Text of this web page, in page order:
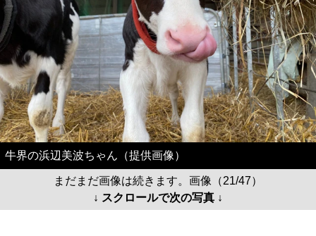
牛界の浜辺美波ちゃん（提供画像）
まだまだ画像は続きます。画像（21/47）
↓ スクロールで次の写真 ↓